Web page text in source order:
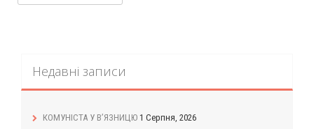
Недавні записи
КОМУНІСТА У В’ЯЗНИЦЮ 1 Серпня, 2026